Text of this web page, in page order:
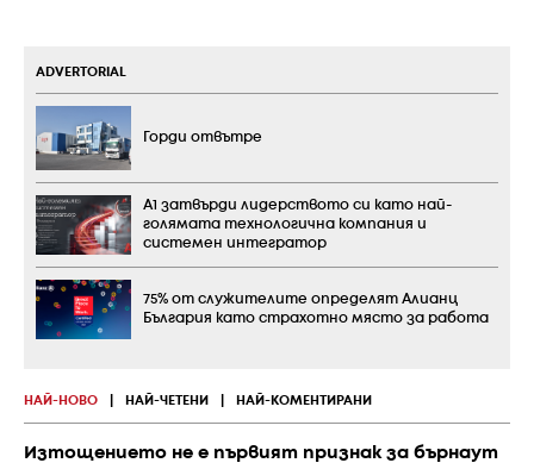
НАЙ-НОВО НАЙ-ЧЕТЕНИ НАЙ-КОМЕНТИРАНИ
Изтощението не е първият признак за бърнаут
ADVERTORIAL
Горди отвътре
А1 затвърди лидерството си като най-
голямата технологична компания и
системен интегратор
75% от служителите определят Алианц
България като страхотно място за работа